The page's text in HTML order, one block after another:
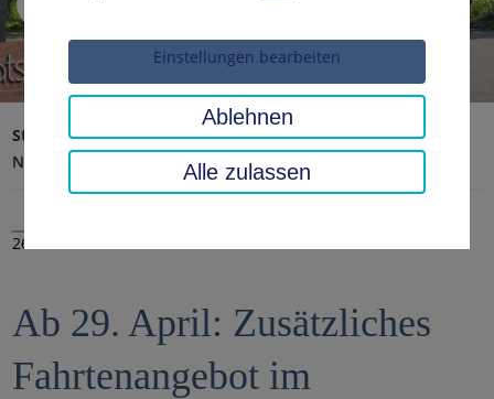
Startseite Landratsamt, Landkreis
Aktuelles
Nachrichten
26.04.2019
Ab 29. April: Zusätzliches
Fahrtenangebot im
Einstellungen bearbeiten
Ablehnen
Alle zulassen